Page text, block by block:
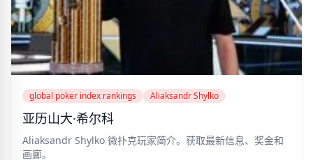
global poker index rankings Aliaksandr Shylko
亚历山大·希尔科
Aliaksandr Shylko 微扑克玩家简介。获取最新信息、奖金和
画廊。